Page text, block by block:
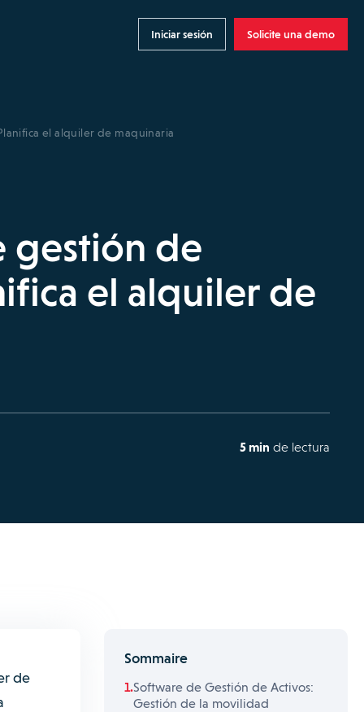
Iniciar sesión Solicite una demo
el alquiler de maquinaria
gestión de
el alquiler de
5 min de lectura
de
Sommaire
Software de Gestión de Activos:
Gestión de la movilidad